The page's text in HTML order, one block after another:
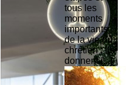
tous les
moments
importants
de la vie du
chrétien : ils
donnent [...]